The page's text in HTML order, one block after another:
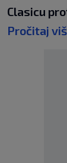
Clasicu
Pročitaj